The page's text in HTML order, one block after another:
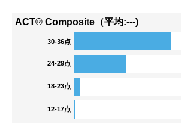
ACT® Composite（平均:---)
30-36点
24-29点
18-23点
12-17点